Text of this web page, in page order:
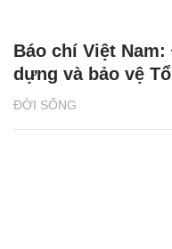
ĐỜI SỐNG
Báo chí Việt
dựng và bảo vệ